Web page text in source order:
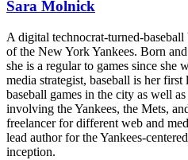
Sara Molnick
A digital technocrat-turned-
of the New York Yankees. Born
she is a regular to games since she
media strategist, baseball is her
baseball games in the city as well
involving the Yankees, the Mets,
freelancer for different web and
lead author for the Yankees-
inception.